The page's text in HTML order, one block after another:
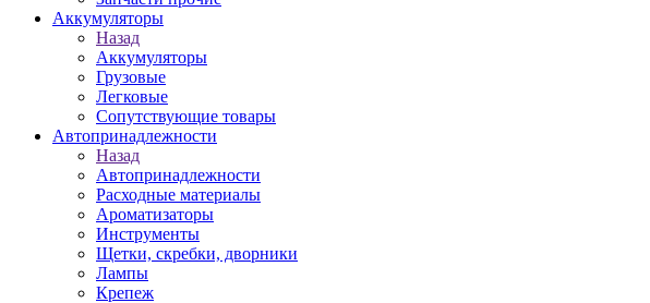
Аккумуляторы
Назад
Аккумуляторы
Грузовые
Легковые
Сопутствующие товары
Автопринадлежности
Назад
Автопринадлежности
Расходные материалы
Ароматизаторы
Инструменты
Щетки, скребки, дворники
Лампы
Крепеж